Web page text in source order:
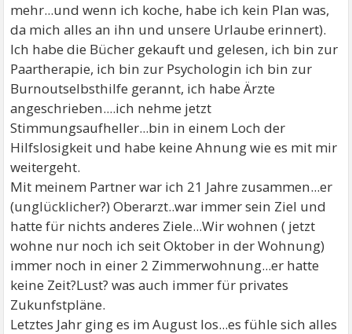
mehr...und wenn ich koche, habe ich kein Plan was,
da mich alles an ihn und unsere Urlaube erinnert).
Ich habe die Bücher gekauft und gelesen, ich bin zur
Paartherapie, ich bin zur Psychologin ich bin zur
Burnoutselbsthilfe gerannt, ich habe Ärzte
angeschrieben....ich nehme jetzt
Stimmungsaufheller...bin in einem Loch der
Hilfslosigkeit und habe keine Ahnung wie es mit mir
weitergeht.
Mit meinem Partner war ich 21 Jahre zusammen...er
(unglücklicher?) Oberarzt..war immer sein Ziel und
hatte für nichts anderes Ziele...Wir wohnen ( jetzt
wohne nur noch ich seit Oktober in der Wohnung)
immer noch in einer 2 Zimmerwohnung...er hatte
keine Zeit?Lust? was auch immer für privates
Zukunfstpläne.
Letztes Jahr ging es im August los...es fühle sich alles